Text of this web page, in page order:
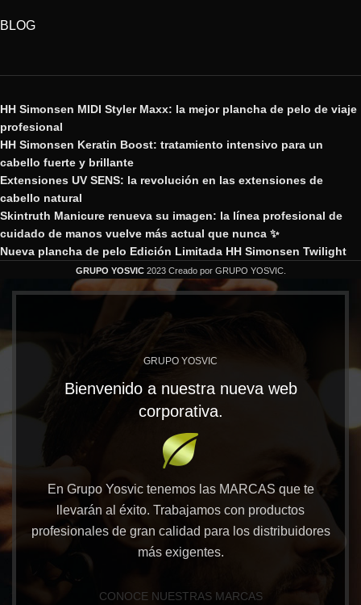
BLOG
HH Simonsen MIDI Styler Maxx: la mejor plancha de pelo de viaje
profesional
HH Simonsen Keratin Boost: tratamiento intensivo para un
cabello fuerte y brillante
Extensiones UV SENS: la revolución en las extensiones de
cabello natural
Skintruth Manicure renueva su imagen: la línea profesional de
cuidado de manos vuelve más actual que nunca ✨
Nueva plancha de pelo Edición Limitada HH Simonsen Twilight
GRUPO YOSVIC 2023 Creado por GRUPO YOSVIC.
GRUPO YOSVIC
Bienvenido a nuestra nueva web
corporativa.
En Grupo Yosvic tenemos las MARCAS que te
llevarán al éxito. Trabajamos con productos
profesionales de gran calidad para los distribuidores
más exigentes.
CONOCE NUESTRAS MARCAS